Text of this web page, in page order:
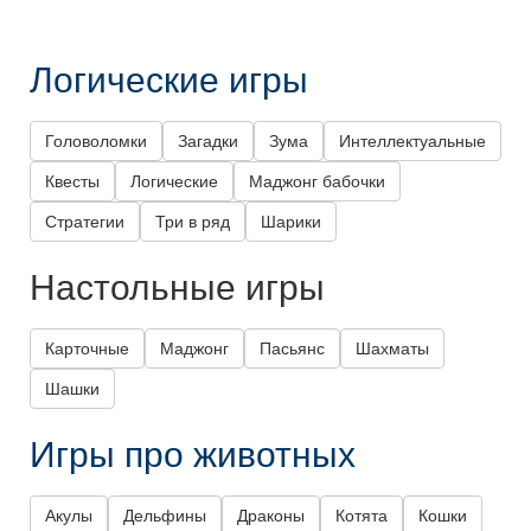
Логические игры
Головоломки Загадки Зума Интеллектуальные
Квесты Логические Маджонг бабочки
Стратегии Три в ряд Шарики
Настольные игры
Карточные Маджонг Пасьянс Шахматы
Шашки
Игры про животных
Акулы Дельфины Драконы Котята Кошки